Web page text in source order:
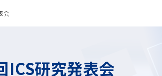
会
ICS研究発表会